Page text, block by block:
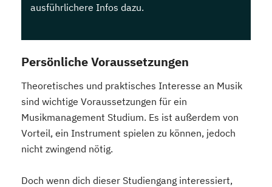
ausführlichere Infos dazu.
Persönliche Voraussetzungen
Theoretisches und praktisches Interesse an Musik
sind wichtige Voraussetzungen für ein
Musikmanagement Studium. Es ist außerdem von
Vorteil, ein Instrument spielen zu können, jedoch
nicht zwingend nötig.
Doch wenn dich dieser Studiengang interessiert,